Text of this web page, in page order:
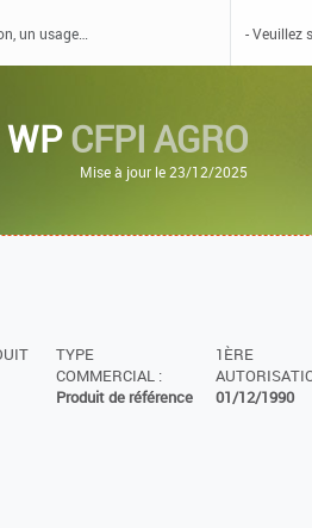
WPCFPI AGRO
Mise à jour le 23/12/2025
TYPE
COMMERCIAL :
Produit de référence
1ÈRE
01/12/1990